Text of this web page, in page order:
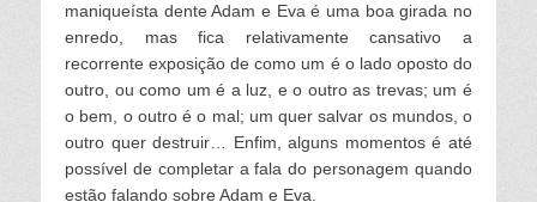
maniqueísta dente Adam e Eva é uma boa girada no
enredo, mas fica relativamente cansativo a
recorrente exposição de como um é o lado oposto do
outro, ou como um é a luz, e o outro as trevas; um é
o bem, o outro é o mal; um quer salvar os mundos, o
outro quer destruir… Enfim, alguns momentos é até
possível de completar a fala do personagem quando
estão falando sobre Adam e Eva.